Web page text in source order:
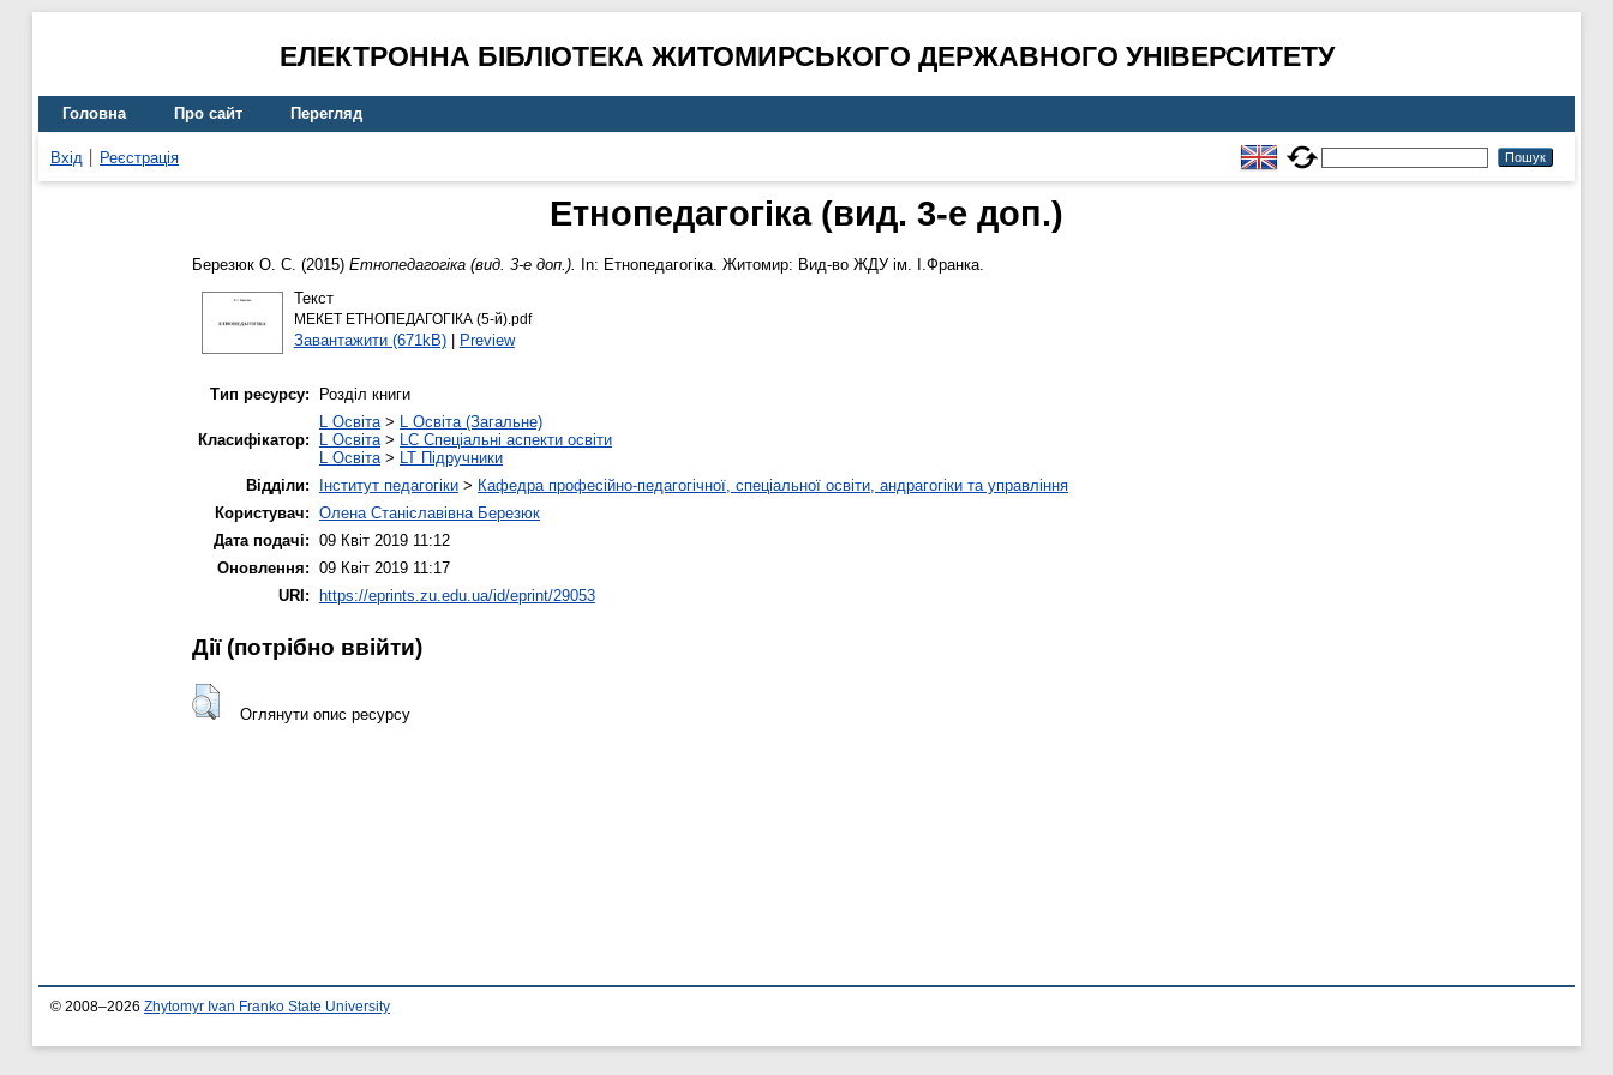
ЕЛЕКТРОННА БІБЛІОТЕКА ЖИТОМИРСЬКОГО ДЕРЖАВНОГО УНІВЕРСИТЕТУ
Головна Про сайт Перегляд
Вхід Реєстрація
Етнопедагогіка (вид. 3-е доп.)
Березюк О. С. (2015) Етнопедагогіка (вид. 3-е доп.).
In: Етнопедагогіка. Житомир: Вид-во ЖДУ ім. І.Франка.
Текст
МЕКЕТ ЕТНОПЕДАГОГІКА (5-й).pdf
Завантажити (671kB)| Preview
Тип ресурсу: Розділ книги
Класифікатор:
L Освіта> L Освіта (Загальне)
L Освіта> LC Спеціальні аспекти освіти
L Освіта> LT Підручники
Відділи:
Інститут педагогіки > Кафедра професійно-педагогічної, спеціальної освіти, андрагогіки та управління
Користувач: Олена Станіславівна Березюк
Дата подачі: 09 Квіт 2019 11:12
Оновлення: 09 Квіт 2019 11:17
URI:
https://eprints.zu.edu.ua/id/eprint/29053
Дії ​​(потрібно ввійти)
Оглянути опис ресурсу
© 2008–2026 Zhytomyr Ivan Franko State University